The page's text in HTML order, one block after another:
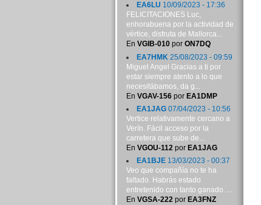
EA6LU 10/09/2023 - 17:36
FELICITACIONES Luc,
enhorabuena por la actividad de
vértice, disfruta de Mallorca...
En VGIB-010por ON7DQ
EA7HMK 25/08/2023 - 09:59
Miguel Angel Gracias a ti por
estar siempre atento a lo que
necesitábamos, da g...
En VGAV-156por EA1DMP
EA1JAG07/04/2023 - 10:56
Vertice relativamente cercano a
Verín. Fácil acceso por la
carretera que sube de...
En VGOU-112por EA1JAG
EA1BJE13/03/2023 - 00:37
Veo que compañía no te ha
faltado. Habrás estado
entretenido con tanto ganado. ...
En VGSA-222por EA3FNZ